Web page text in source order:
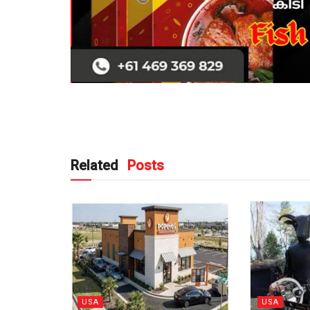
Related Posts
USA USA